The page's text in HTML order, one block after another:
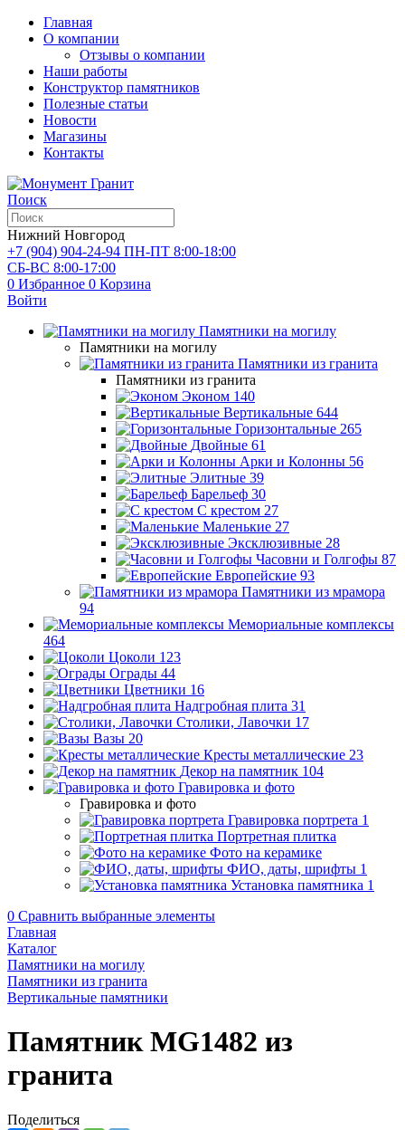
Главная
О компании
Отзывы о компании
Наши работы
Конструктор памятников
Полезные статьи
Новости
Магазины
Контакты
Поиск
Нижний Новгород
+7 (904) 904-24-94 ПН-ПТ 8:00-18:00
СБ-ВС 8:00-17:00
0 Избранное 0 Корзина
Войти
Памятники на могилу
Памятники на могилу
Памятники из гранита
Памятники из гранита
Эконом 140
Вертикальные 644
Горизонтальные 265
Двойные 61
Арки и Колонны 56
Элитные 39
Барельеф 30
С крестом 27
Маленькие 27
Эксклюзивные 28
Часовни и Голгофы 87
Европейские 93
Памятники из мрамора
94
Мемориальные комплексы
464
Цоколи 123
Ограды 44
Цветники 16
Надгробная плита 31
Столики, Лавочки 17
Вазы 20
Кресты металлические 23
Декор на памятник 104
Гравировка и фото
Гравировка и фото
Гравировка портрета 1
Портретная плитка
Фото на керамике
ФИО, даты, шрифты 1
Установка памятника 1
0 Сравнить выбранные элементы
Главная
Каталог
Памятники на могилу
Памятники из гранита
Вертикальные памятники
Памятник MG1482 из
гранита
Поделиться